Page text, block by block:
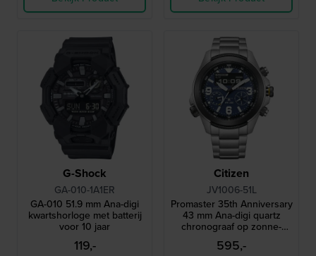
G-Shock
GA-010-1A1ER
GA-010 51.9 mm Ana-digi
kwartshorloge met batterij
voor 10 jaar
119,-
Citizen
JV1006-51L
Promaster 35th Anniversary
43 mm Ana-digi quartz
chronograaf op zonne-
energie
595,-